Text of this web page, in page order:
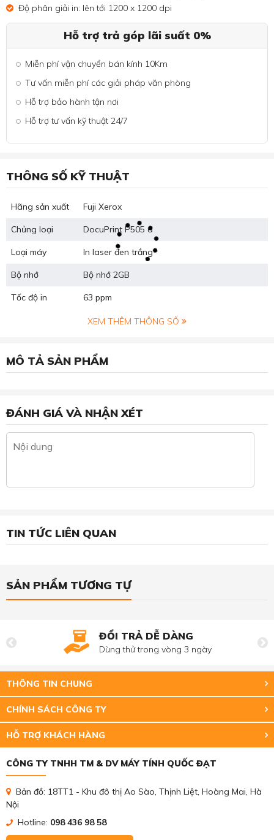
Độ phân giải in: lên tới 1200 x 1200 dpi
Hỗ trợ trả góp lãi suất 0%
Miễn phí vận chuyển bán kính 10Km
Tư vấn miễn phí các giải pháp văn phòng
Hỗ trợ bảo hành tận nơi
Hỗ trợ tư vấn kỹ thuật 24/7
THÔNG SỐ KỸ THUẬT
Hãng sản xuất Fuji Xerox
Chủng loại DocuPrint P505 d
Loại máy In laser đen trắng
Bộ nhớ Bộ nhớ 2GB
Tốc độ in 63 ppm
XEM THÊM THÔNG SỐ
MÔ TẢ SẢN PHẨM
ĐÁNH GIÁ VÀ NHẬN XÉT
TIN TỨC LIÊN QUAN
SẢN PHẨM TƯƠNG TỰ
ĐỔI TRẢ DỄ DÀNG
Dùng thử trong vòng 3 ngày
THÔNG TIN CHUNG
CHÍNH SÁCH CÔNG TY
HỖ TRỢ KHÁCH HÀNG
CÔNG TY TNHH TM & DV MÁY TÍNH QUỐC ĐẠT
Bản đồ: 18TT1 - Khu đô thị Ao Sào, Thịnh Liệt, Hoàng Mai, Hà
Nội
Hotline: 098 436 98 58